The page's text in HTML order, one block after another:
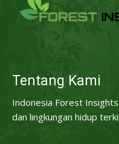
Tentang Kami
Indonesia Forest
dan lingkungan hidup